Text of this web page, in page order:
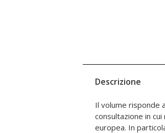
Descrizione
Il volume risponde
consultazione in
europea. In
la materia della
vengono
analizzati vari